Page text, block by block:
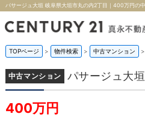
TOPページ > 物件検索 > 中古マンション >
中古マンション パサージュ大垣
400万円